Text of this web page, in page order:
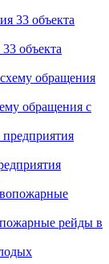
объекта
обращения с
рейды в